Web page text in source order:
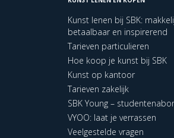
Kunst lenen bij SBK:
betaalbaar en inspirerend
Tarieven particulieren
Hoe koop je kunst bij SBK
Kunst op kantoor
Tarieven zakelijk
SBK Young –
VYOO: laat je verrassen
Veelgestelde vragen